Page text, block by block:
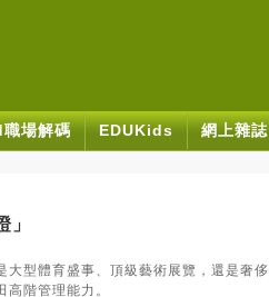
場解碼 EDUKids 網上雜誌
型體育盛事、頂級藝術展覽，還是奢侈
階管理能力。